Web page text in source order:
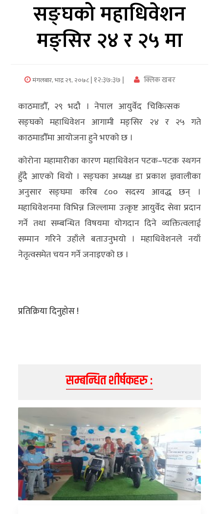
वाणिज्य
विज्ञान
अन्तरर्वार्ता
विचार/
ब्लग
खेलकुद
रोचक
अन्य
क्लिक
राशिफल
सङ्घको महाधिवेशन
मङ्सिर २४ र २५ मा
मंगलबार, भाद्र २९, २०७८| १२:३७:३७ | क्लिक खबर
काठमाडौँ, २९ भदौ । नेपाल आयुर्वेद चिकित्सक
सङ्घको महाधिवेशन आगामी मङ्सिर २४ र २५ गते
काठमाडौँमा आयोजना हुने भएको छ ।
कोरोना महामारीका कारण महाधिवेशन पटक–पटक स्थगन
हुँदै आएको थियो । सङ्घका अध्यक्ष डा प्रकाश ज्ञवालीका
अनुसार सङ्घमा करिब ८०० सदस्य आवद्ध छन् ।
महाधिवेशनमा विभिन्न जिल्लामा उत्कृष्ट आयुर्वेद सेवा प्रदान
गर्ने तथा सम्बन्धित विषयमा योगदान दिने व्यक्तित्वलाई
सम्मान गरिने उहाँले बताउनुभयो । महाधिवेशनले नयाँ
नेतृत्वसमेत चयन गर्ने जनाइएको छ ।
प्रतिक्रिया दिनुहोस !
सम्बन्धित शीर्षकहरु :